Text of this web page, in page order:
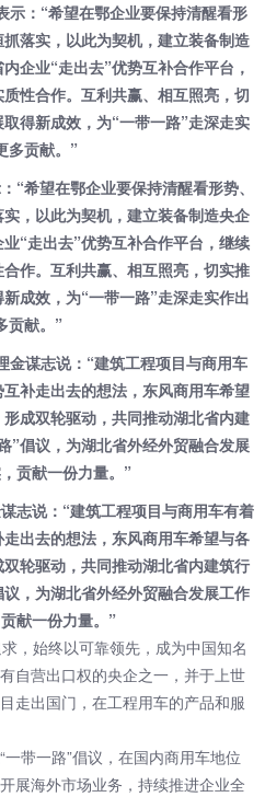
“希望在鄂企业要保持清醒看形势、
，以此为契机，建立装备制造央企
“走出去”优势互补合作平台，继续
作。互利共赢、相互照亮，切实推
成效，为“一带一路”走深走实作出
贡献。”
志说：“建筑工程项目与商用车有着
出去的想法，东风商用车希望与各
轮驱动，共同推动湖北省内建筑行
，为湖北省外经外贸融合发展工作
献一份力量。”
始终以可靠领先，成为中国知名
自营出口权的央企之一，并于上世
走出国门，在工程用车的产品和服
带一路”倡议，在国内商用车地位
展海外市场业务，持续推进企业全